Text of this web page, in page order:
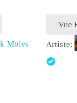
Moles
Vue
Artiste: